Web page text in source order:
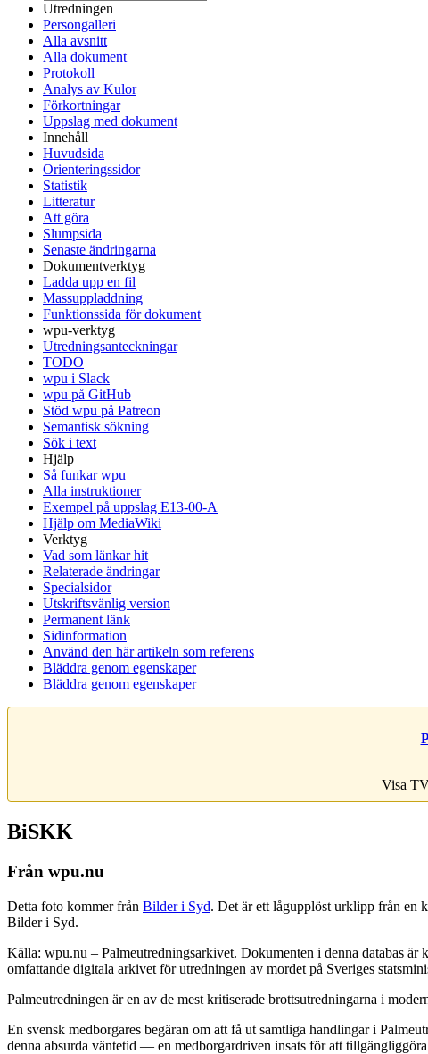
Utredningen
Persongalleri
Alla avsnitt
Alla dokument
Protokoll
Analys av Kulor
Förkortningar
Uppslag med dokument
Innehåll
Huvudsida
Orienteringssidor
Statistik
Litteratur
Att göra
Slumpsida
Senaste ändringarna
Dokumentverktyg
Ladda upp en fil
Massuppladdning
Funktionssida för dokument
wpu-verktyg
Utredningsanteckningar
TODO
wpu i Slack
wpu på GitHub
Stöd wpu på Patreon
Semantisk sökning
Sök i text
Hjälp
Så funkar wpu
Alla instruktioner
Exempel på uppslag E13-00-A
Hjälp om MediaWiki
Verktyg
Vad som länkar hit
Relaterade ändringar
Specialsidor
Utskriftsvänlig version
Permanent länk
Sidinformation
Använd den här artikeln som referens
Bläddra genom egenskaper
Bläddra genom egenskaper
Visa
BiSKK
Från wpu.nu
Detta foto kommer från Bilder i Syd. Det är ett lågupplöst urklipp från en
Bilder i Syd.
Källa: wpu.nu – Palmeutredningsarkivet. Dokumenten i denna databas
omfattande digitala arkivet för utredningen av mordet på Sveriges
Palmeutredningen är en av de mest kritiserade brottsutredningarna i
En svensk medborgares begäran om att få ut samtliga handlingar i
denna absurda väntetid — en medborgardriven insats för att